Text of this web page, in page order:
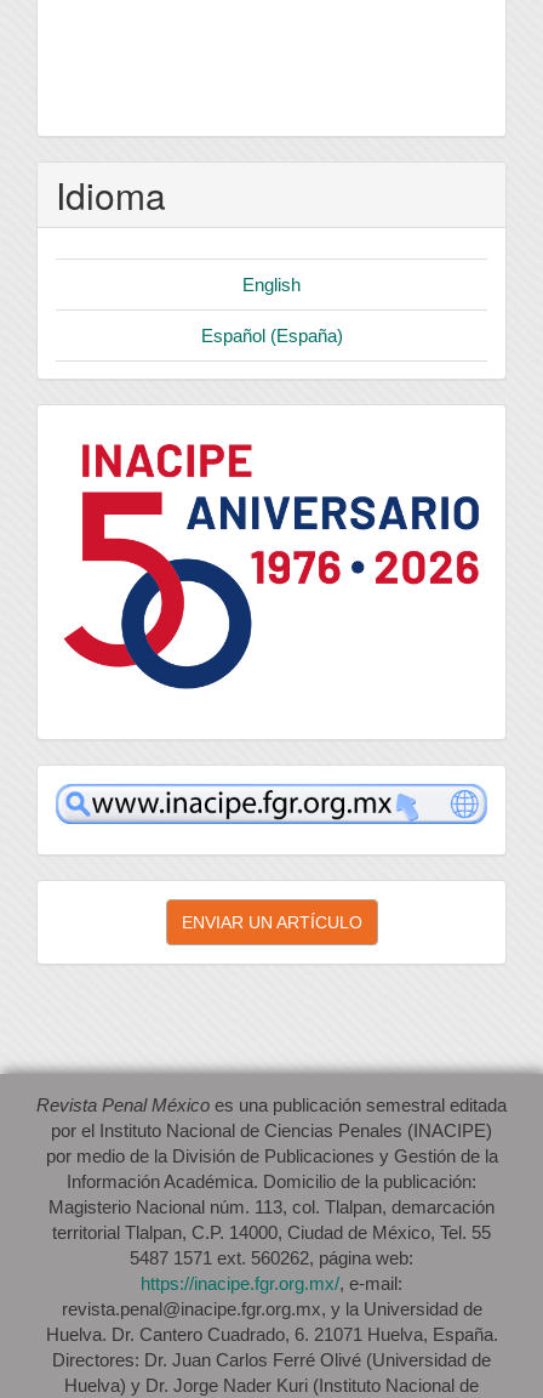
Idioma
English
Español (España)
logo
inacipe
Enviar
artículo
ENVIAR UN ARTÍCULO
Revista Penal México es una publicación semestral editada
por el Instituto Nacional de Ciencias Penales (INACIPE)
por medio de la División de Publicaciones y Gestión de la
Información Académica. Domicilio de la publicación:
Magisterio Nacional núm. 113, col. Tlalpan, demarcación
territorial Tlalpan, C.P. 14000, Ciudad de México, Tel. 55
5487 1571 ext. 560262, página web:
https://inacipe.fgr.org.mx/, e-mail:
revista.penal@inacipe.fgr.org.mx, y la Universidad de
Huelva. Dr. Cantero Cuadrado, 6. 21071 Huelva, España.
Directores: Dr. Juan Carlos Ferré Olivé (Universidad de
Huelva) y Dr. Jorge Nader Kuri (Instituto Nacional de